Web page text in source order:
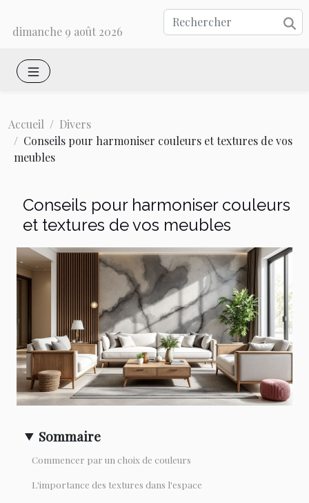
dimanche 9 août 2026
Accueil
Divers
Conseils pour harmoniser couleurs et textures de vos
meubles
Conseils pour harmoniser couleurs
et textures de vos meubles
Sommaire
Commencer par un choix de couleurs
L'importance des textures dans l'espace